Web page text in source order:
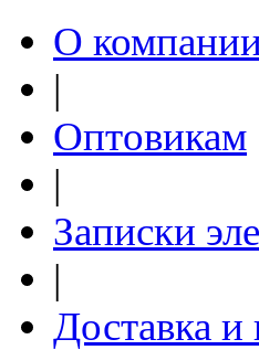
О
|
Оптовикам
|
Записки
|
Доставка и